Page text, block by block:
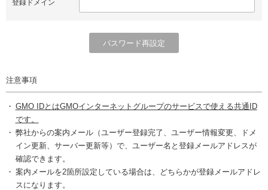
登録ドメイン
注意事項
GMO IDとはGMOインターネットグループのサービスで使える共通ID
です。
弊社からの案内メール（ユーザー登録完了、ユーザー情報変更、ドメ
イン更新、サーバー更新等）で、ユーザー名と登録メールアドレスが
確認できます。
案内メールを2箇所設定している場合は、どちらかが登録メールアドレ
スになります。